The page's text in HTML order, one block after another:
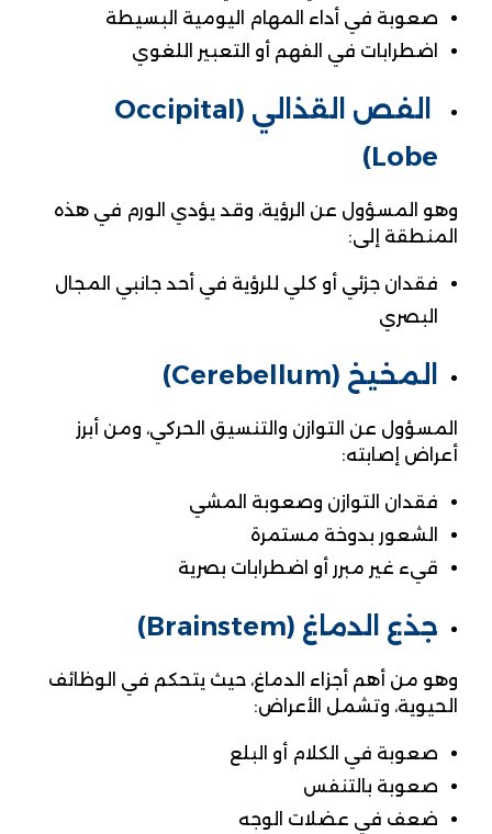
صعوبة في أداء المهام اليومية البسيطة
اضطرابات في الفهم أو التعبير اللغوي
الفص القذالي (Occipital
Lobe)
وهو المسؤول عن الرؤية، وقد يؤدي الورم في هذه
المنطقة إلى:
فقدان جزئي أو كلي للرؤية في أحد جانبي المجال
البصري
المخيخ (Cerebellum)
المسؤول عن التوازن والتنسيق الحركي، ومن أبرز
أعراض إصابته:
فقدان التوازن وصعوبة المشي
الشعور بدوخة مستمرة
قيء غير مبرر أو اضطرابات بصرية
جذع الدماغ (Brainstem)
وهو من أهم أجزاء الدماغ، حيث يتحكم في الوظائف
الحيوية، وتشمل الأعراض:
صعوبة في الكلام أو البلع
صعوبة بالتنفس
ضعف في عضلات الوجه